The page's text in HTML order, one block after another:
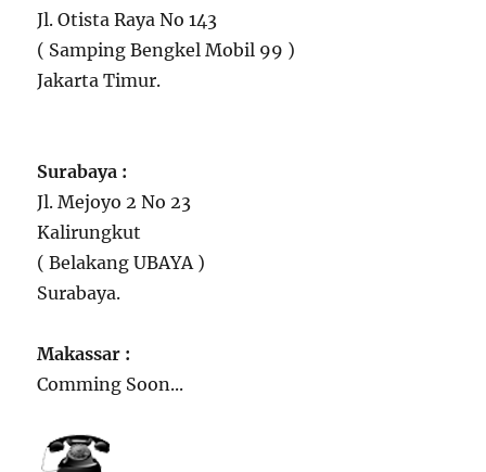
Jl. Otista Raya No 143
( Samping Bengkel Mobil 99 )
Jakarta Timur.
Surabaya :
Jl. Mejoyo 2 No 23
Kalirungkut
( Belakang UBAYA )
Surabaya.
Makassar :
Comming Soon...